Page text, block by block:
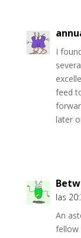
I
feed
later
las
An
fellow